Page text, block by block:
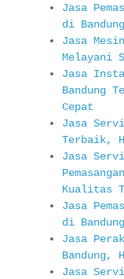
Jasa
di
Jasa
Melayani
Jasa
Bandung
Cepat
Jasa
Terbaik,
Jasa
Kualitas
Jasa
di
Jasa
Bandung,
Jasa